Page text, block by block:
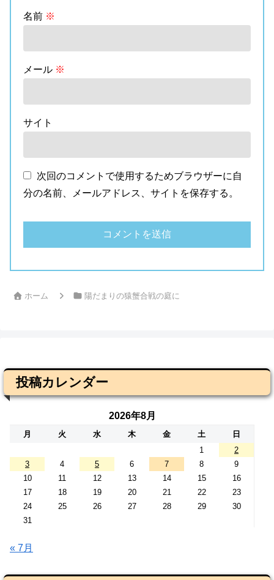
名前 ※
メール ※
サイト
次回のコメントで使用するためブラウザーに自
分の名前、メールアドレス、サイトを保存する。
ホーム 陽だまりの猿蟹合戦の庭に
投稿カレンダー
2026年8月
月 火 水 木 金 土
日
1
2
3
4 5 6 7 8
9
10
11 12 13 14 15
16
17
18 19 20 21 22
23
24
25 26 27 28 29
30
31
« 7月